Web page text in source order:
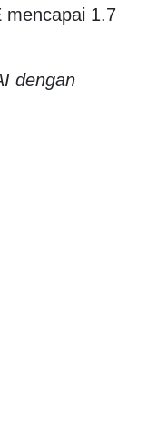
mencapai 1.7
dengan